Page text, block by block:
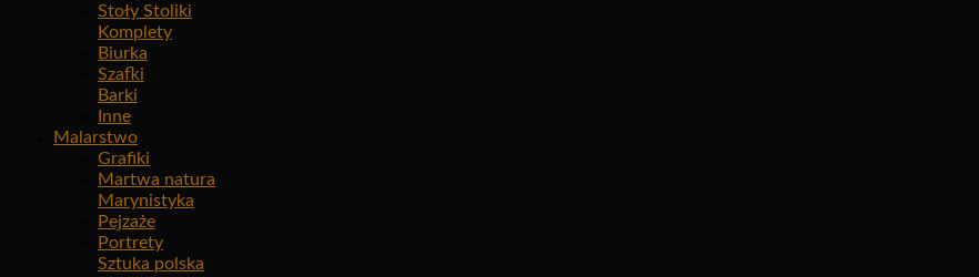
Stoły Stoliki
Komplety
Biurka
Szafki
Barki
Inne
Malarstwo
Grafiki
Martwa natura
Marynistyka
Pejzaże
Portrety
Sztuka polska